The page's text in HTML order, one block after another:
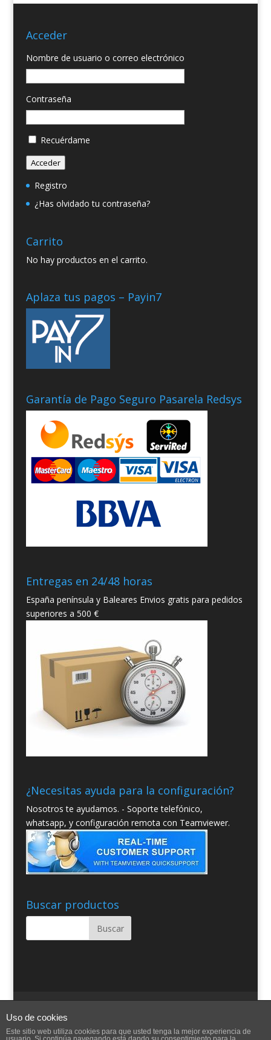
Acceder
Nombre de usuario o correo electrónico
Contraseña
Recuérdame
Acceder
Registro
¿Has olvidado tu contraseña?
Carrito
No hay productos en el carrito.
Aplaza tus pagos – Payin7
Garantía de Pago Seguro Pasarela Redsys
Entregas en 24/48 horas
España península y Baleares Envios gratis para pedidos
superiores a 500 €
¿Necesitas ayuda para la configuración?
Nosotros te ayudamos. - Soporte telefónico,
whatsapp, y configuración remota con Teamviewer.
Buscar productos
Contacto
Uso de cookies
Este sitio web utiliza cookies para que usted tenga la mejor experiencia de